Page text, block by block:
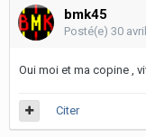
bmk45
Posté(e) 30
Oui moi et ma copine ,
Citer